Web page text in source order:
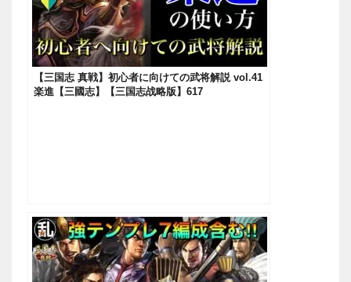
【三国志 真戦】初心者に向けての武将解説 vol.41
楽進【三國志】【三国志战略版】617